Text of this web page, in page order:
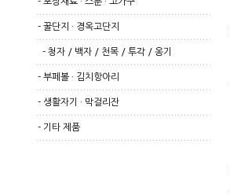
- 꿀단지 · 경옥고단지
- 청자 / 백자 / 천목 / 투각 / 옹기
- 부페볼 · 김치항아리
- 생활자기 · 막걸리잔
- 기타 제품